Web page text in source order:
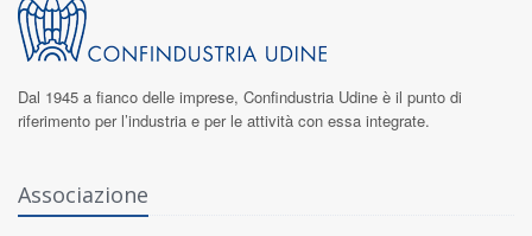
Dal 1945 a fianco delle imprese, Confindustria Udine è il punto di
riferimento per l’industria e per le attività con essa integrate.
Associazione